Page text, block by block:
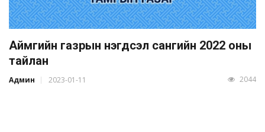
Аймгийн газрын нэгдсэл сангийн 2022 оны
тайлан
Админ 2023-01-11 2044